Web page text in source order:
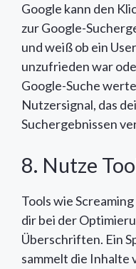
Google kann den
zur Google-
und weiß ob ein
unzufrieden war
Google-Suche
Nutzersignal, das
Suchergebnissen
8. Nutze
Tools wie
dir bei der
Überschriften. Ein
sammelt die Inhalte